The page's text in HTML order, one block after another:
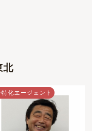
北
特化エージェント